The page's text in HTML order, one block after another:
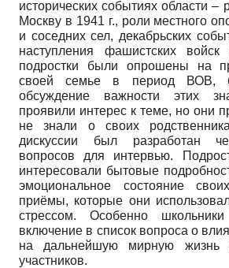
исторических событиях области –
Москву в 1941 г., роли местного
и соседних сел, декабрьских
наступления фашистских
подростки были опрошены на
своей семье в период ВОВ,
обсуждение важности этих
проявили интерес к теме, но они
не знали о своих
дискуссии был разработан
вопросов для интервью.
интересовали бытовые
эмоциональное состояние
приёмы, которые они
стрессом. Особенно
включение в список вопроса о
на дальнейшую мирную жизнь
участников.